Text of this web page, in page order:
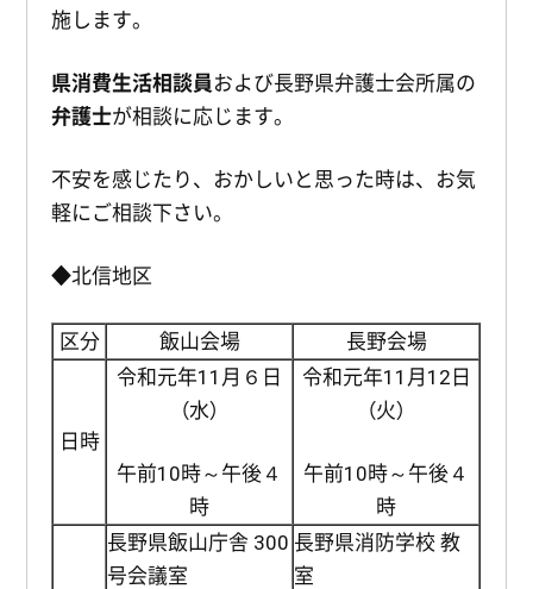
施します。
県消費生活相談員 および長野県弁護士会所属の
弁護士が相談に応じます。
不安を感じたり、おかしいと思った時は、お気
軽にご相談下さい。
◆北信地区
区分 飯山会場 長野会場
日時
令和元年11月６日
（水）
午前10時～午後４
時
令和元年11月12日
（火）
午前10時～午後４
時
長野県飯山庁舎 300
号会議室
長野県消防学校 教
室